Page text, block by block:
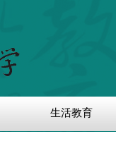
生活教育